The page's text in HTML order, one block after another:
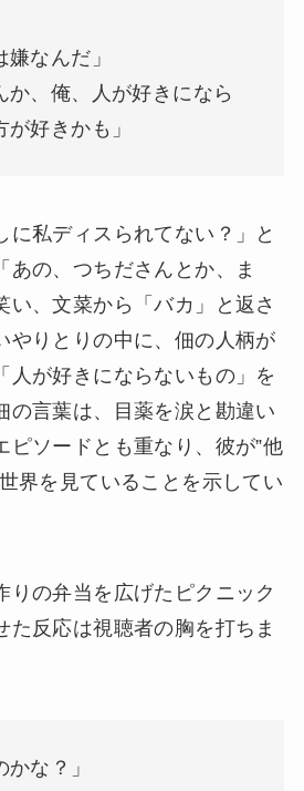
嫌なんだ」
か、俺、人が好きになら
好きかも」
に私ディスられてない？」と
あの、つちださんとか、ま
い、文菜から「バカ」と返さ
やりとりの中に、佃の人柄が
人が好きにならないもの」を
の言葉は、目薬を涙と勘違い
ピソードとも重なり、彼が”他
界を見ていることを示してい
りの弁当を広げたピクニック
た反応は視聴者の胸を打ちま
かな？」